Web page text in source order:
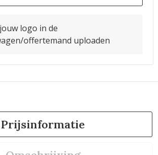
logo in de
offertemand uploaden
Prijsinformatie